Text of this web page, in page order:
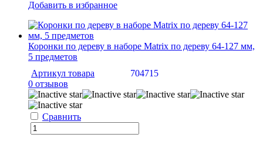
Добавить в избранное
Коронки по дереву в наборе Matrix по дереву 64-127 мм,
5 предметов
Артикул товара
704715
0 отзывов
Сравнить